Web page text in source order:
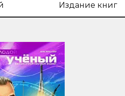
Издание книг